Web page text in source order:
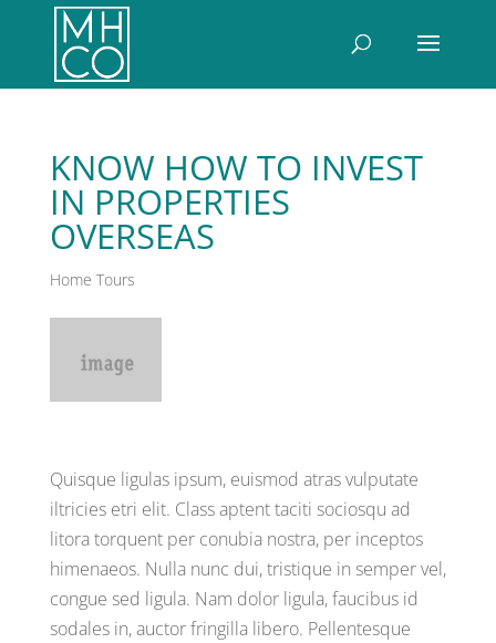
KNOW HOW TO INVEST
IN PROPERTIES
OVERSEAS
Home Tours
Quisque ligulas ipsum, euismod atras vulputate
iltricies etri elit. Class aptent taciti sociosqu ad
litora torquent per conubia nostra, per inceptos
himenaeos. Nulla nunc dui, tristique in semper vel,
congue sed ligula. Nam dolor ligula, faucibus id
sodales in, auctor fringilla libero. Pellentesque